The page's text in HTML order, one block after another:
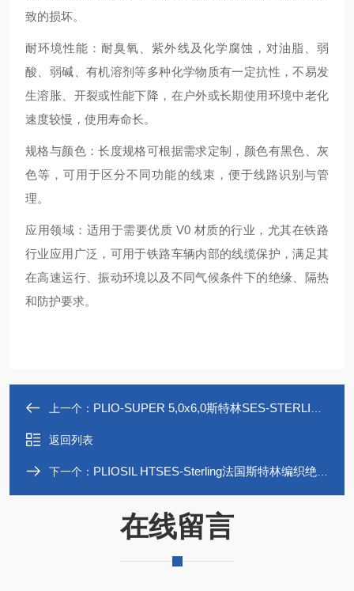
致的损坏。
耐环境性能：耐臭氧、紫外线及化学腐蚀，对油脂、弱
酸、弱碱、有机溶剂等多种化学物质有一定抗性，不易发
生溶胀、开裂或性能下降，在户外或长期使用环境中老化
速度较慢，使用寿命长。
规格与颜色：长度规格可根据需求定制，颜色有黑色、灰
色等，可用于区分不同功能的线束，便于线路识别与管
理。
应用领域：适用于需要优质 V0 材质的行业，尤其在铁路
行业应用广泛，可用于铁路车辆内部的线缆保护，满足其
在高速运行、振动环境以及不同气候条件下的绝缘、隔热
和防护要求。
上一个： PLIO-SUPER 5,0x6,0斯特林SES-STERLINGPVC隔热套管表面光滑
返回列表
下一个： PLIOSIL HTSES-Sterling法国斯特林编织绝缘套管
在线留言